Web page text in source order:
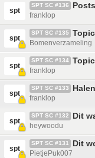
spt
SPT SC #136
franklop
spt
SPT SC #135
Bomenverzameling
spt
SPT SC #134
franklop
spt
SPT SC #133
franklop
spt
SPT SC #132 Dit
heywoodu
spt
SPT SC #131 Dit
PietjePuk007